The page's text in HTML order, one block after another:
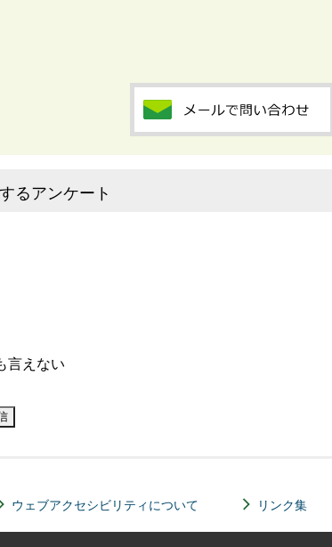
るアンケート
言えない
ウェブアクセシビリティについて リンク集